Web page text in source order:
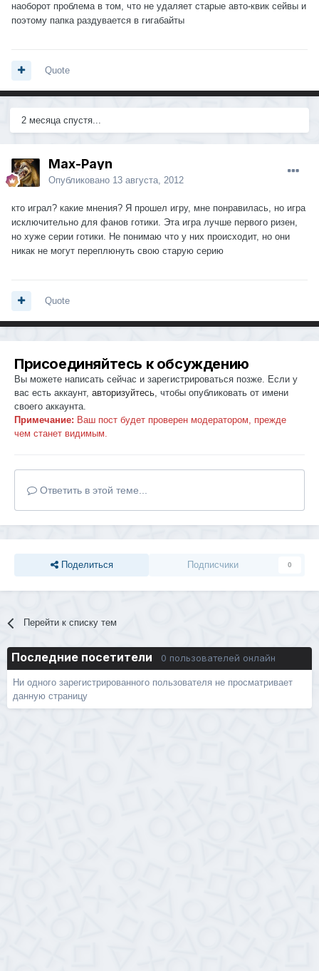
наоборот проблема в том, что не удаляет старые авто-квик сейвы и
поэтому папка раздувается в гигабайты
Quote
2 месяца спустя...
Max-Payn
Опубликовано 13 августа, 2012
кто играл? какие мнения? Я прошел игру, мне понравилась, но игра
исключительно для фанов готики. Эта игра лучше первого ризен,
но хуже серии готики. Не понимаю что у них происходит, но они
никак не могут переплюнуть свою старую серию
Quote
Присоединяйтесь к обсуждению
Вы можете написать сейчас и зарегистрироваться позже. Если у
вас есть аккаунт, авторизуйтесь, чтобы опубликовать от имени
своего аккаунта.
Примечание: Ваш пост будет проверен модератором, прежде
чем станет видимым.
Ответить в этой теме...
Поделиться Подписчики 0
Перейти к списку тем
Последние посетители 0 пользователей онлайн
Ни одного зарегистрированного пользователя не просматривает
данную страницу